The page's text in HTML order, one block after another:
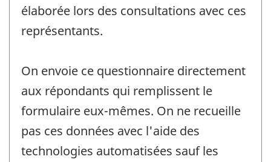
élaborée lors des consultations avec ces
représentants.
On envoie ce questionnaire directement
aux répondants qui remplissent le
formulaire eux-mêmes. On ne recueille
pas ces données avec l'aide des
technologies automatisées sauf les